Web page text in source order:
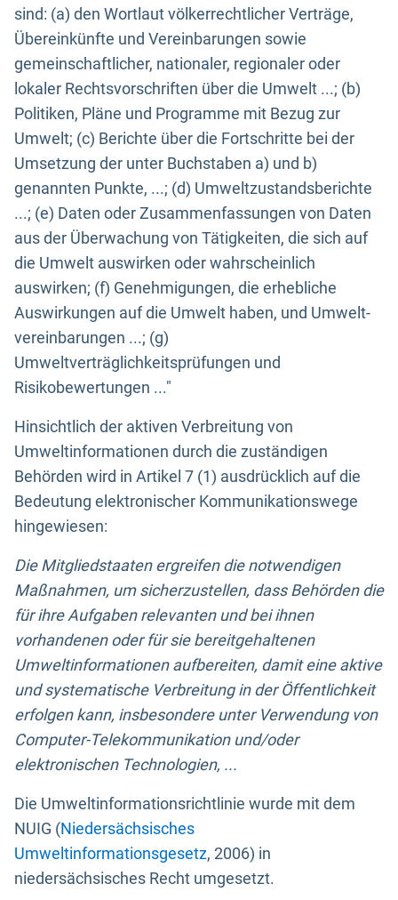
sind: (a) den Wortlaut völkerrechtlicher Verträge,
Übereinkünfte und Vereinbarungen sowie
gemeinschaftlicher, nationaler, regionaler oder
lokaler Rechtsvorschriften über die Umwelt ...; (b)
Politiken, Pläne und Programme mit Bezug zur
Umwelt; (c) Berichte über die Fortschritte bei der
Umsetzung der unter Buchstaben a) und b)
genannten Punkte, ...; (d) Umweltzustandsberichte
...; (e) Daten oder Zusammenfassungen von Daten
aus der Überwachung von Tätigkeiten, die sich auf
die Umwelt auswirken oder wahrscheinlich
auswirken; (f) Genehmigungen, die erhebliche
Auswirkungen auf die Umwelt haben, und Umwelt-
vereinbarungen ...; (g)
Umweltverträglichkeitsprüfungen und
Risikobewertungen ..."
Hinsichtlich der aktiven Verbreitung von
Umweltinformationen durch die zuständigen
Behörden wird in Artikel 7 (1) ausdrücklich auf die
Bedeutung elektronischer Kommunikationswege
hingewiesen:
Die Mitgliedstaaten ergreifen die notwendigen
Maßnahmen, um sicherzustellen, dass Behörden die
für ihre Aufgaben relevanten und bei ihnen
vorhandenen oder für sie bereitgehaltenen
Umweltinformationen aufbereiten, damit eine aktive
und systematische Verbreitung in der Öffentlichkeit
erfolgen kann, insbesondere unter Verwendung von
Computer-Telekommunikation und/oder
elektronischen Technologien, ...
Die Umweltinformationsrichtlinie wurde mit dem
NUIG (Niedersächsisches
Umweltinformationsgesetz, 2006) in
niedersächsisches Recht umgesetzt.